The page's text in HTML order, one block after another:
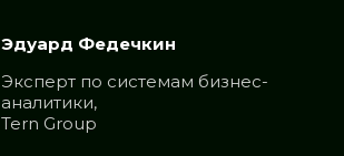
Эдуард Федечкин
Эксперт по системам бизнес-
аналитики,
Tern Group